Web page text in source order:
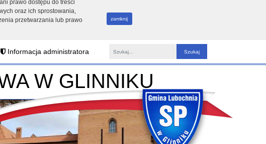
prawo dostępu do treści
oraz ich sprostowania,
przetwarzania lub prawo
zamknij
Informacja administratora
W GLINNIKU